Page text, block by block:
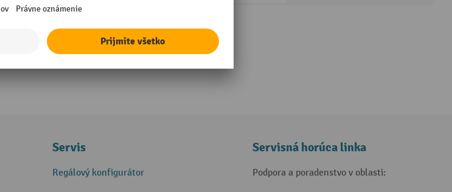
Servis
Regálový konfigurátor
Servisná horúca linka
Podpora a poradenstvo v oblasti: